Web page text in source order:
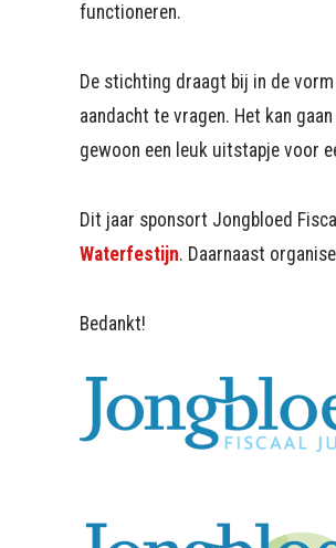
functioneren.
De stichting draagt bij in de
aandacht te vragen. Het kan
gewoon een leuk uitstapje voor
Dit jaar sponsort Jongbloed
Waterfestijn. Daarnaast
Bedankt!